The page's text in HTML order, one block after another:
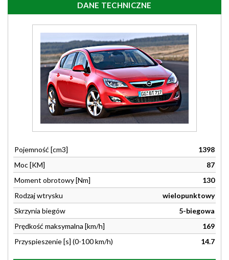
DANE TECHNICZNE
Pojemność [cm3]
1398
Moc [KM]
87
Moment obrotowy [Nm]
130
Rodzaj wtrysku
wielopunktowy
Skrzynia biegów
5-biegowa
Prędkość maksymalna [km/h]
169
Przyspieszenie [s] (0-100 km/h)
14.7